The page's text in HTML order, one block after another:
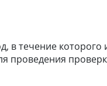
в течение которого
проведения